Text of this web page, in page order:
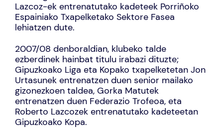
Lazcoz-ek entrenatutako kadeteek Porriñoko
Espainiako Txapelketako Sektore Fasea
lehiatzen dute.
2007/08 denboraldian, klubeko talde
ezberdinek hainbat titulu irabazi dituzte;
Gipuzkoako Liga eta Kopako txapelketetan Jon
Urtasunek entrenatzen duen senior mailako
gizonezkoen taldea, Gorka Matutek
entrenatzen duen Federazio Trofeoa, eta
Roberto Lazcozek entrenatutako kadeteetan
Gipuzkoako Kopa.